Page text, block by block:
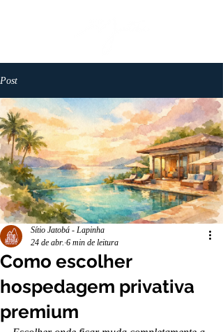
Post
Como escolher
hospedagem privativa
premium
Sítio Jatobá - Lapinha
24 de abr. 6 min de leitura